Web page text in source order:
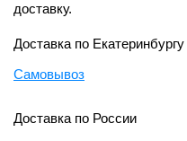
доставку.
Доставка по Екатеринбургу
Самовывоз
Доставка по России